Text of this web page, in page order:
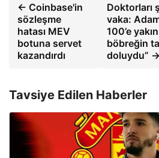
← Coinbase'in
sözleşme
hatası MEV
botuna servet
kazandırdı
Doktorları
vaka:
100’e
böbreğin
doluydu” →
Tavsiye Edilen Haberler